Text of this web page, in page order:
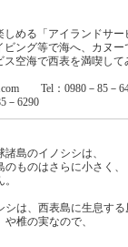
める「アイランドサー
ング等で海へ、カヌー
空海で西表を満喫して
Tel：0980－85－
－6290
島のイノシシは、
ものはさらに小さく、
は、西表島に生息する
椎の実なので、